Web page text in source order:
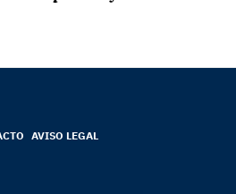
AVISO LEGAL